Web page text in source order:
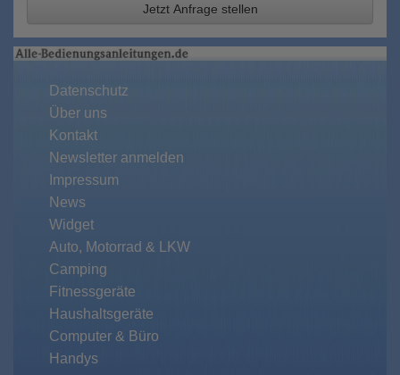
Jetzt Anfrage stellen
Datenschutz
Über uns
Kontakt
Newsletter anmelden
Impressum
News
Widget
Auto, Motorrad & LKW
Camping
Fitnessgeräte
Haushaltsgeräte
Computer & Büro
Handys